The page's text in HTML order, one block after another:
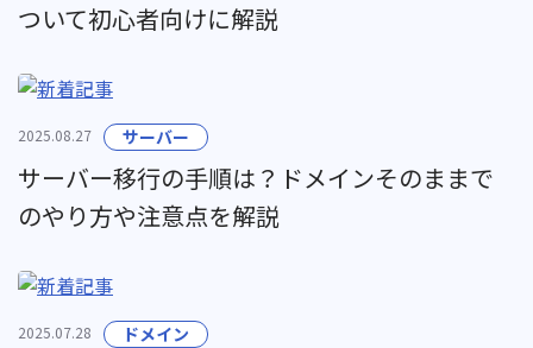
ついて初心者向けに解説
2025.08.27 サーバー
サーバー移行の手順は？ドメインそのままで
のやり方や注意点を解説
2025.07.28 ドメイン